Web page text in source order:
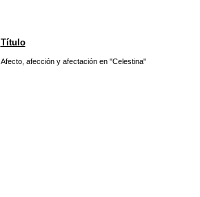
Título
Afecto, afección y afectación en "Celestina"